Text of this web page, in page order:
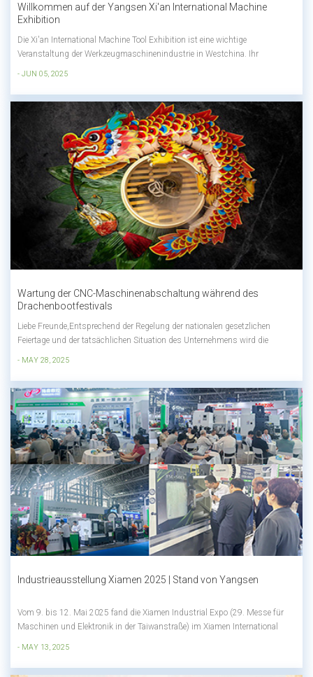
Willkommen auf der Yangsen Xi'an International Machine
Exhibition
Die Xi'an International Machine Tool Exhibition ist eine wichtige
Veranstaltung der Werkzeugmaschinenindustrie in Westchina. Ihr
Fachbesuchern eine Plattform für...
- JUN 05, 2025
Wartung der CNC-Maschinenabschaltung während des
Drachenbootfestivals
Liebe Freunde,Entsprechend der Regelung der nationalen gesetzlichen
Feiertage und der tatsächlichen Situation des Unternehmens wird die
(Montag) ist drei Tage lang...
- MAY 28, 2025
Industrieausstellung Xiamen 2025 | Stand von Yangsen
Vom 9. bis 12. Mai 2025 fand die Xiamen Industrial Expo (29. Messe für
Maschinen und Elektronik in der Taiwanstraße) im Xiamen International
Produkten und vie...
- MAY 13, 2025